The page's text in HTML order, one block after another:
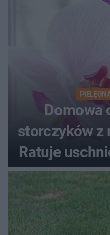
Domowa
storczyków z
Ratuje